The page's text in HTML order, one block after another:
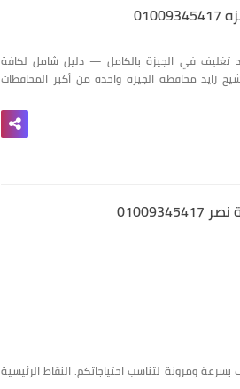
تغليف في الجيزة بالكامل — دليل شامل لكافة
زايد محافظة الجيزة واحدة من أكبر المحافظات
ومرونة لتناسب احتياجاتكم. النقاط الرئيسية